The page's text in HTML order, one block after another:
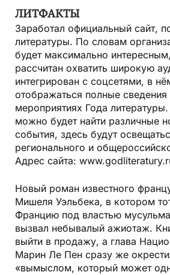
ЛИТФАКТЫ
Заработал официальный сайт,
литературы. По словам
будет максимально
рассчитан охватить широкую
интегрирован с соцсетями, в
отображаться полные сведения
мероприятиях Года
можно будет найти различные
события, здесь будут
регионального и
Адрес сайта:
Новый роман известного
Мишеля Уэльбека, в котором
Францию под властью
вызвал небывалый ажиотаж.
выйти в продажу, а глава
Марин Ле Пен сразу же
«вымыслом, который может